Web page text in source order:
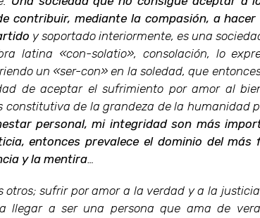
contribuir, mediante la compasión, a hacer
y soportado interiormente, es una
latina «con-solatio», consolación, lo
un «ser-con» en la soledad, que
de aceptar el sufrimiento por amor al
constitutiva de la grandeza de la humanidad
personal, mi integridad son más
entonces prevalece el dominio del más
y la mentira…
otros; sufrir por amor a la verdad y a la
llegar a ser una persona que ama de